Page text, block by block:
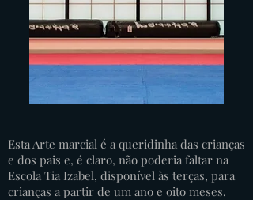
Esta Arte marcial é a queridinha das crianças
e dos pais e, é claro, não poderia faltar na
Escola Tia Izabel, disponível às terças, para
crianças a partir de um ano e oito meses.